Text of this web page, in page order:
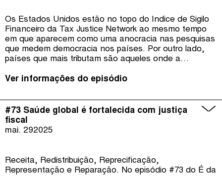
Os Estados Unidos estão no topo do Índice de Sigilo
Financeiro da Tax Justice Network ao mesmo tempo
em que aparecem como uma anocracia nas pesquisas
que medem democracia nos países. Por outro lado,
países que mais tributam são aqueles onde a
Observatório Brasileiro do Sistema Tributário. Como a
país ou como a democracia pode fortalecer a
tributação justa em país é o tema do episódio #74 do
É da Sua Conta
Ver informações do episódio
mai. 292025
#73 Saúde global é fortalecida com justiça
fiscal
Receita, Redistribuição, Reprecificação,
Representação e Reparação. No episódio #73 do É da